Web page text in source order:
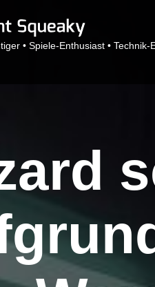
• Spiele-Enthusiast • Technik-